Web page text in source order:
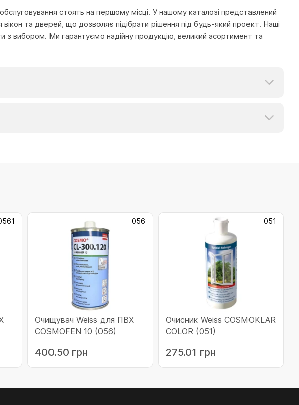
стоять на першому місці. У нашому каталозі представлений
та дверей, що дозволяє підібрати рішення під будь-який проект. Наші
з вибором. Ми гарантуємо надійну продукцію, великий асортимент та
056
Очищувач Weiss для ПВХ
COSMOFEN 10 (056)
400.50 грн
051
Очисник Weiss COSMOKLAR
COLOR (051)
275.01 грн